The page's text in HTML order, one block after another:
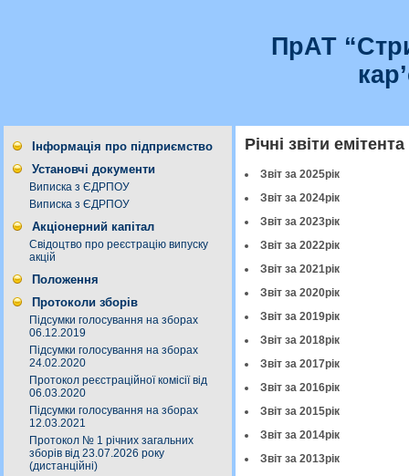
ПрАТ
Інформація про підприємство
Установчі документи
Виписка з ЄДРПОУ
Виписка з ЄДРПОУ
Акціонерний капітал
Свідоцтво про реєстрацію випуску
акцій
Положення
Протоколи зборів
Підсумки голосування на зборах
06.12.2019
Підсумки голосування на зборах
24.02.2020
Протокол реєстраційної комісії від
06.03.2020
Підсумки голосування на зборах
12.03.2021
Протокол № 1 річних загальних
зборів від 23.07.2026 року
(дистанційні)
Річні звіти емітента
Звіт за 2025рік
Звіт за 2024рік
Звіт за 2023рік
Звіт за 2022рік
Звіт за 2021рік
Звіт за 2020рік
Звіт за 2019рік
Звіт за 2018рік
Звіт за 2017рік
Звіт за 2016рік
Звіт за 2015рік
Звіт за 2014рік
Звіт за 2013рік